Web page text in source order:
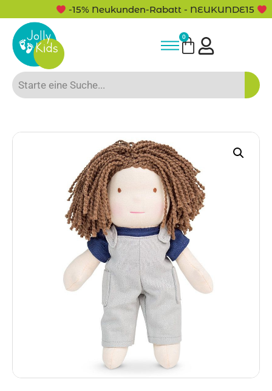
-15% Neukunden-Rabatt - NEUKUNDE15
0